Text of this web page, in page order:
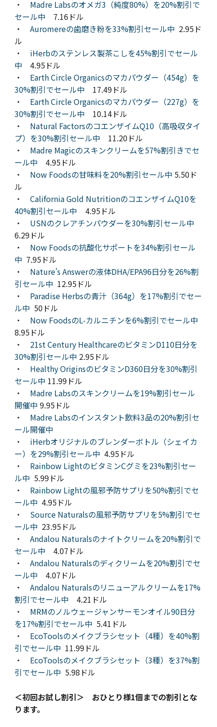
・ Madre Labsのオメガ3（純度80%）を20%割引で
セール中 7.16ドル
・ Auromereの歯磨き粉を33%割引セール中 2.95ド
ル
・ iHerbのステンレス製茶こしを45%割引でセール
中 4.95ドル
・ Earth Circle Organicsのマカパウダー（454g）を
30%割引でセール中 17.49ドル
・ Earth Circle Organicsのマカパウダー（227g）を
30%割引でセール中 10.14ドル
・ Natural FactorsのコエンザイムQ10（高吸収タイ
プ）を30%割引セール中 11.20ドル
・ Madre Magicのスキンクリームを57%割引きでセ
ール中 4.95ドル
・ Now Foodsの甘味料を20%割引セール中 5.50ド
ル
・ California Gold NutritionのコエンザイムQ10を
40%割引セール中
4.95ドル
・ USNのクレアチンパウダーを30%割引セール中
6.29ドル
・ Now Foodsの抗酸化サポートを34%割引セール
中 7.95ドル
・ Nature’s Answerの液体DHA/EPA96日分を26%割
引セール中 12.95ドル
・ Paradise Herbsの青汁（364g）を17%割引でセー
ル中 50ドル
・ Now FoodsのL-カルニチンを6%割引でセール中
8.95ドル
・ 21st Century HealthcareのビタミンD110日分を
30%割引セール中 2.95ドル
・ Healthy OriginsのビタミンD360日分を30%割引
セール中 11.99ドル
・ Madre Labsのスキンクリームを19%割引セール
開催中 9.95ドル
・ Madre Labsのインスタント飲料3品の20%割引セ
ール開催中
・ iHerbオリジナルのブレンダーボトル（シェイカ
ー）を29%割引セール中 4.95ドル
・ Rainbow LightのビタミンCグミを23%割引セー
ル中 5.99ドル
・ Rainbow Lightの風邪予防サプリを50%割引でセ
ール中 4.95ドル
・ Source Naturalsの風邪予防サプリを5%割引でセ
ール中 23.95ドル
・ Andalou Naturalsのナイトクリームを20%割引で
セール中 4.07ドル
・ Andalou Naturalsのディクリームを20%割引でセ
ール中 4.07ドル
・ Andalou Naturalsのリニューアルクリームを17%
割引でセール中 4.21ドル
・ MRMのノルウェージャンサーモンオイル90日分
を17%割引でセール中 5.41ドル
・ EcoToolsのメイクブラシセット（4種）を40%割
引でセール中 11.99ドル
・ EcoToolsのメイクブラシセット（3種）を37%割
引でセール中 5.98ドル
＜初回お試し割引＞ おひとり様1個までの割引とな
ります。